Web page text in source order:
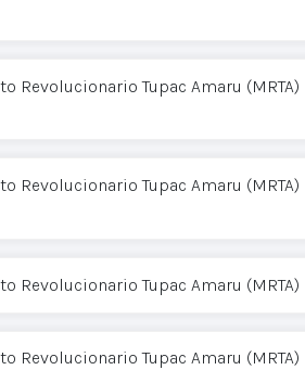
Revolucionario Tupac Amaru (MRTA)
Revolucionario Tupac Amaru (MRTA)
Revolucionario Tupac Amaru (MRTA)
Revolucionario Tupac Amaru (MRTA)